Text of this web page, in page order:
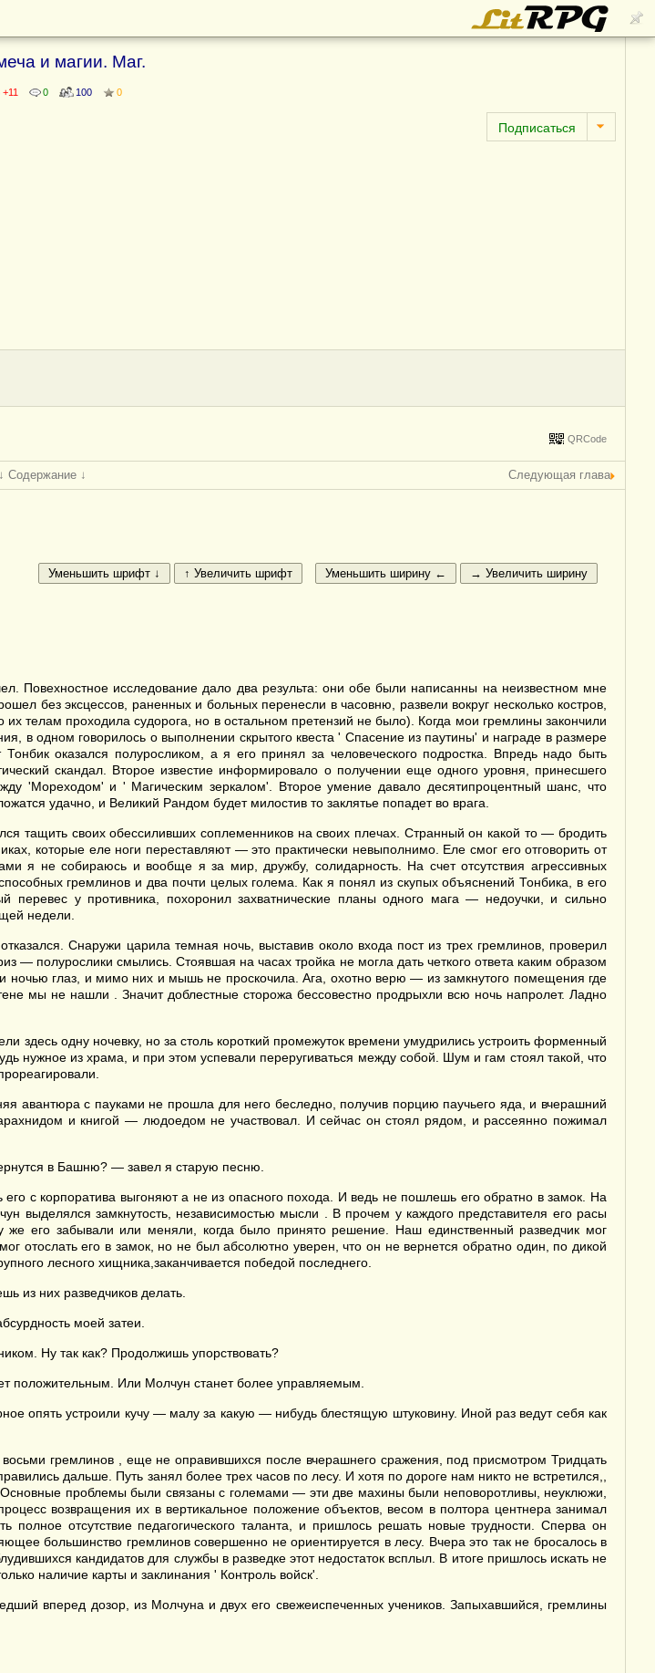
и магии. Маг.
+11 0 100 0
QRCode
↓ Содержание ↓ Следующая глава
Повехностное исследование дало два результа: они обе были написанны на неизвестном мне
без эксцессов, раненных и больных перенесли в часовню, развели вокруг несколько костров,
телам проходила судорога, но в остальном претензий не было). Когда мои гремлины закончили
в одном говорилось о выполнении скрытого квеста ' Спасение из паутины' и награде в размере
оказался полуросликом, а я его принял за человеческого подростка. Впредь надо быть
скандал. Второе известие информировало о получении еще одного уровня, принесшего
'Мореходом' и ' Магическим зеркалом'. Второе умение давало десятипроцентный шанс, что
удачно, и Великий Рандом будет милостив то заклятье попадет во врага.
тащить своих обессиливших соплеменников на своих плечах. Странный он какой то — бродить
которые еле ноги переставляют — это практически невыполнимо. Еле смог его отговорить от
я не собираюсь и вообще я за мир, дружбу, солидарность. На счет отсутствия агрессивных
гремлинов и два почти целых голема. Как я понял из скупых объяснений Тонбика, в его
у противника, похоронил захватнические планы одного мага — недоучки, и сильно
недели.
Снаружи царила темная ночь, выставив около входа пост из трех гремлинов, проверил
— полурослики смылись. Стоявшая на часах тройка не могла дать четкого ответа каким образом
глаз, и мимо них и мышь не проскочила. Ага, охотно верю — из замкнутого помещения где
мы не нашли . Значит доблестные сторожа бессовестно продрыхли всю ночь напролет. Ладно
здесь одну ночевку, но за столь короткий промежуток времени умудрились устроить форменный
нужное из храма, и при этом успевали переругиваться между собой. Шум и гам стоял такой, что
с пауками не прошла для него беследно, получив порцию паучьего яда, и вчерашний
и книгой — людоедом не участвовал. И сейчас он стоял рядом, и рассеянно пожимал
в Башню? — завел я старую песню.
с корпоратива выгоняют а не из опасного похода. И ведь не пошлешь его обратно в замок. На
выделялся замкнутость, независимостью мысли . В прочем у каждого представителя его расы
его забывали или меняли, когда было принято решение. Наш единственный разведчик мог
отослать его в замок, но не был абсолютно уверен, что он не вернется обратно один, по дикой
лесного хищника,заканчивается победой последнего.
из них разведчиков делать.
моей затеи.
Ну так как? Продолжишь упорствовать?
положительным. Или Молчун станет более управляемым.
опять устроили кучу — малу за какую — нибудь блестящую штуковину. Иной раз ведут себя как
гремлинов , еще не оправившихся после вчерашнего сражения, под присмотром Тридцать
дальше. Путь занял более трех часов по лесу. И хотя по дороге нам никто не встретился,,
проблемы были связаны с големами — эти две махины были неповоротливы, неуклюжи,
возвращения их в вертикальное положение объектов, весом в полтора центнера занимал
отсутствие педагогического таланта, и пришлось решать новые трудности. Сперва он
большинство гремлинов совершенно не ориентируется в лесу. Вчера это так не бросалось в
кандидатов для службы в разведке этот недостаток всплыл. В итоге пришлось искать не
наличие карты и заклинания ' Контроль войск'.
вперед дозор, из Молчуна и двух его свежеиспеченных учеников. Запыхавшийся, гремлины